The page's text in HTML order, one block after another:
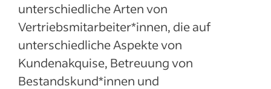
unterschiedliche Arten von
Vertriebsmitarbeiter*innen, die auf
unterschiedliche Aspekte von
Kundenakquise, Betreuung von
Bestandskund*innen und